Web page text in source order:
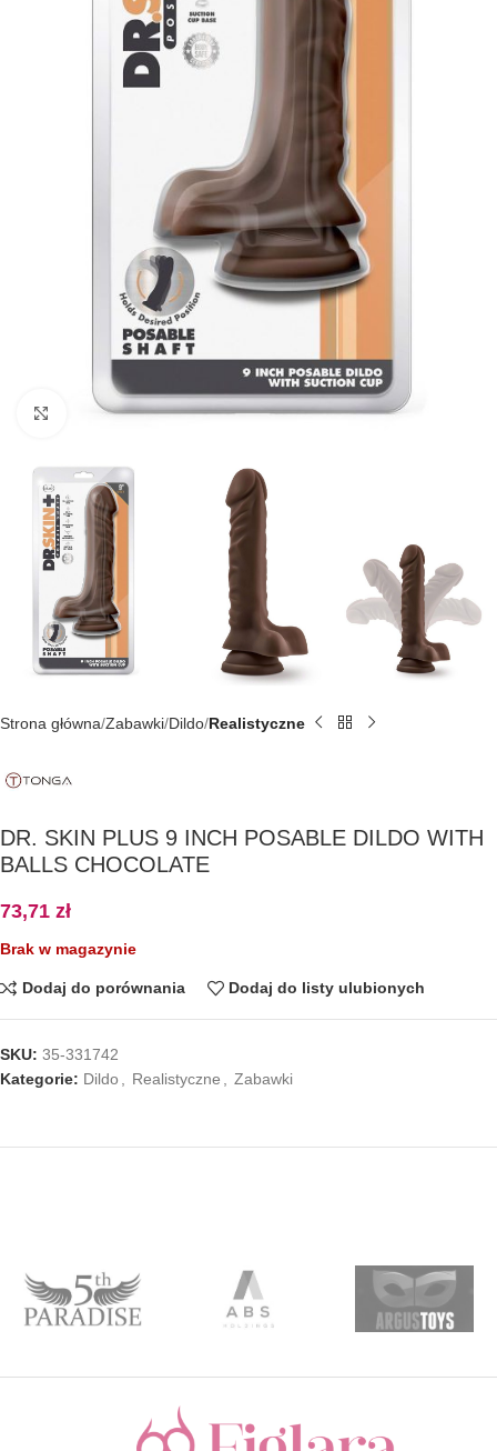
Kliknij, aby powiększyć
Strona główna Zabawki Dildo Realistyczne
DR. SKIN PLUS 9 INCH POSABLE DILDO WITH
BALLS CHOCOLATE
73,71 zł
Brak w magazynie
Dodaj do porównania Dodaj do listy ulubionych
SKU: 35-331742
Kategorie: Dildo Realistyczne Zabawki